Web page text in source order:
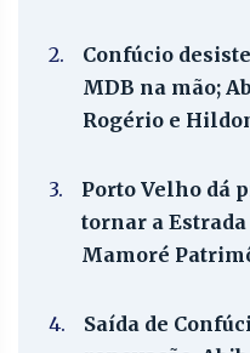
2.
Confúcio
MDB na mão;
Rogério e
3.
Porto Velho dá
tornar a
Mamoré
4.
Saída de